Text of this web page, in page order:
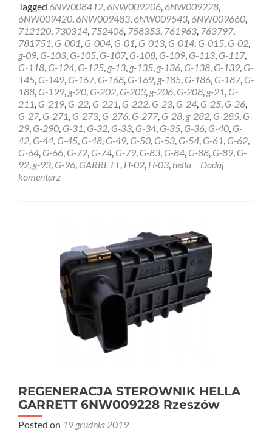
about
REGENERACJA
STEROWNIK
HELLA
GARRETT
6NW009228
Gdynia
Tagged 6NW008412, 6NW009206, 6NW009228,
6NW009420, 6NW009483, 6NW009543, 6NW009660,
712120, 730314, 752406, 758353, 761963, 763797,
781751, G-001, G-004, G-01, G-013, G-014, G-015, G-02,
g-09, G-103, G-105, G-107, G-108, G-109, G-113, G-117,
G-118, G-124, G-125, g-13, g-135, g-136, G-138, G-139, G-
145, G-149, G-167, G-168, G-169, g-185, G-186, G-187, G-
188, G-199, g-20, G-202, G-203, g-206, G-208, g-21, G-
211, G-219, G-22, G-221, G-222, G-23, G-24, G-25, G-26,
G-27, G-271, G-273, G-276, G-277, G-28, g-282, G-285, G-
29, G-290, G-31, G-32, G-33, G-34, G-35, G-36, G-40, G-
42, G-44, G-45, G-48, G-49, G-50, G-53, G-54, G-61, G-62,
G-64, G-66, G-72, G-74, G-79, G-83, G-84, G-88, G-89, G-
92, g-93, G-96, GARRETT, H-02, H-03, hella
Dodaj
komentarz
REGENERACJA STEROWNIK HELLA
GARRETT 6NW009228 Rzeszów
Posted on 19 grudnia 2019